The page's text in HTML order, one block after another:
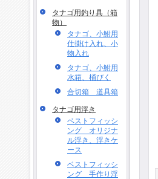
タナゴ用釣り具（箱
物）
タナゴ、小鮒用
仕掛け入れ、小
物入れ
タナゴ、小鮒用
水箱、桶びく
合切箱 道具箱
タナゴ用浮き
ベストフィッシ
ング オリジナ
ル浮き、浮きケ
ース
ベストフィッシ
ング 手作り浮